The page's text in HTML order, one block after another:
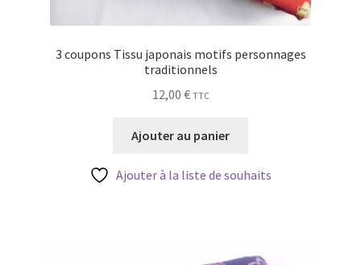
3 coupons Tissu japonais motifs personnages
traditionnels
12,00 € TTC
Ajouter au panier
Ajouter à la liste de souhaits